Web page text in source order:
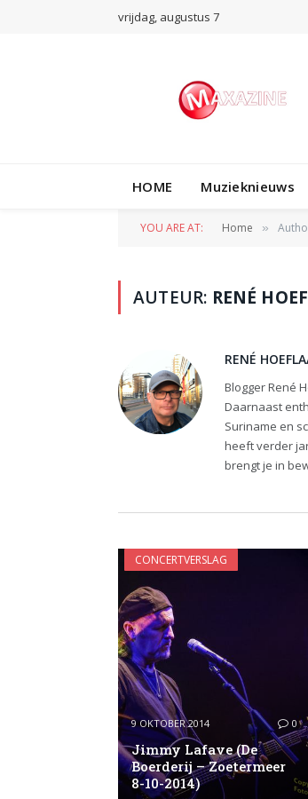
vrijdag, augustus 7
HOME Muzieknieuws
YOU ARE AT: Home »
AUTEUR: RENÉ
RENÉ
Blogger René
Daarnaast
Suriname en
heeft verder
brengt je in
CONCERTVERSLAG
9 OKTOBER 2014 0
Jimmy Lafave (De
Boerderij – Zoetermeer
8-10-2014)